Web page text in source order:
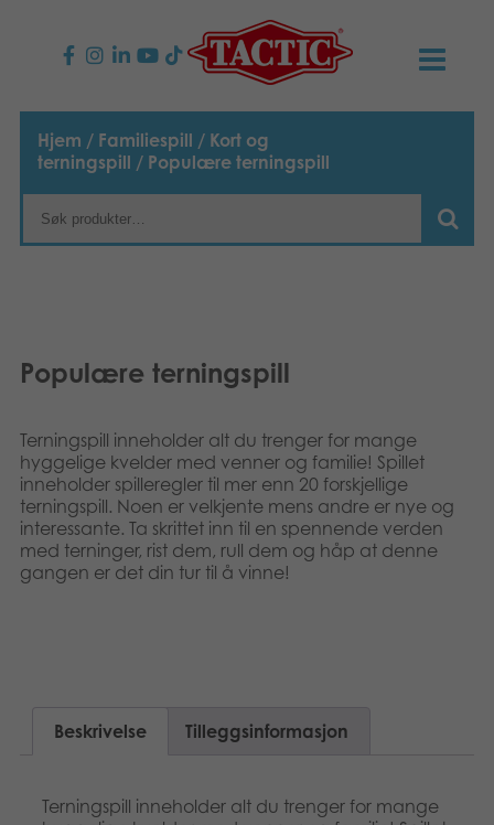
PRODUKTER
Barnespill
Familiespill
Leker
Bøker
Applikasjoner
NYHETER
TACTIC
Media
Suomi
Dansk
Svenska
Hjem / Familiespill / Kort og
terningspill / Populære terningspill
Populære terningspill
Terningspill inneholder alt du trenger for mange
hyggelige kvelder med venner og familie! Spillet
inneholder spilleregler til mer enn 20 forskjellige
terningspill. Noen er velkjente mens andre er nye og
interessante. Ta skrittet inn til en spennende verden
med terninger, rist dem, rull dem og håp at denne
gangen er det din tur til å vinne!
Beskrivelse Tilleggsinformasjon
Terningspill inneholder alt du trenger for mange